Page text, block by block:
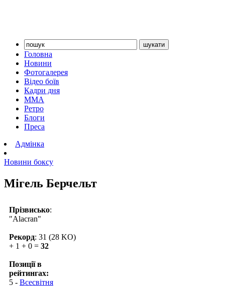
Головна
Новини
Фотогалерея
Відео боїв
Кадри дня
ММА
Ретро
Блоги
Преса
Адмінка
Новини боксу
Мігель Берчельт
Прізвисько:
"Alacran"
Рекорд: 31 (28 KO)
+ 1 + 0 = 32
Позиції в
рейтингах:
5 - Всесвітня